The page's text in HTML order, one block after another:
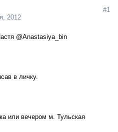
2012
#1
@Anastasiya_bin
в личку.
или вечером м. Тульская